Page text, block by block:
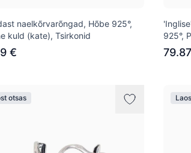
naelkõrvarõngad, Hõbe 925°,
kuld (kate), Tsirkonid
€
925°,
otsas